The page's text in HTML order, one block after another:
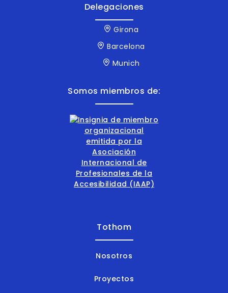
Delegaciones
Girona
Barcelona
Munich
Somos miembros de:
Tothom
Nosotros
Proyectos